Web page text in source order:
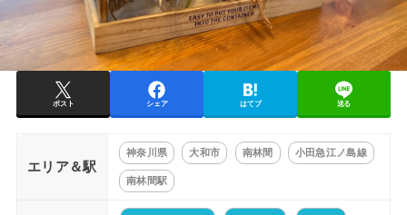
ポスト シェア はてブ 送る
エリア＆駅
神奈川県 大和市 南林間 小田急江ノ島線
南林間駅